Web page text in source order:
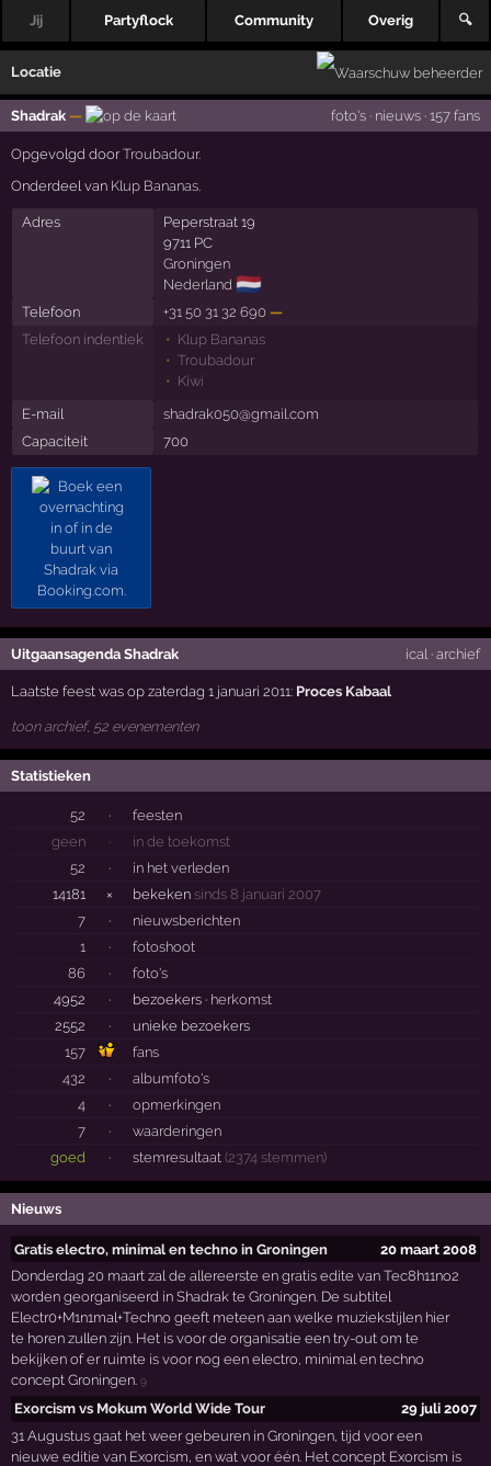
Jij Partyflock Community Overig 🔍
Locatie
Shadrak — foto's· nieuws· 157 fans
Opgevolgd doorTroubadour.
Onderdeel van Klup Bananas
Adres
Peperstraat 19
9711 PC
Groningen
Nederland 🇳🇱
Telefoon +31 50 31 32 690 —
Telefoon indentiek
Klup Bananas
Troubadour
Kiwi
E-mail
shadrak050@gmail.com
Capaciteit
700
Uitgaansagenda Shadrak ical· archief
Laatste feest was op zaterdag 1 januari 2011: Proces Kabaal
toon archief, 52 evenementen
Statistieken
52 ·
feesten
geen
·
in de toekomst
52
·
in het verleden
14181
× bekeken sinds 8 januari 2007
7
·
nieuwsberichten
1
·
fotoshoot
86
·
foto's
4952
· bezoekers · herkomst
2552
·
unieke bezoekers
157
fans
432
·
albumfoto's
4
·
opmerkingen
7
·
waarderingen
goed
· stemresultaat (2374 stemmen)
Nieuws
Gratis electro, minimal en techno in Groningen
20 maart 2008
Donderdag 20 maart zal de allereerste en gratis edite van Tec8h11no2
worden georganiseerd in Shadrak te Groningen. De subtitel
Electr0+M1n1mal+Techno geeft meteen aan welke muziekstijlen hier
te horen zullen zijn. Het is voor de organisatie een try-out om te
bekijken of er ruimte is voor nog een electro, minimal en techno
concept Groningen.9
Exorcism vs Mokum World Wide Tour
29 juli 2007
31 Augustus gaat het weer gebeuren in Groningen, tijd voor een
nieuwe editie van Exorcism, en wat voor één. Het concept Exorcism is